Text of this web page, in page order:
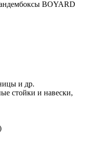
BOYARD
и др.
стойки и навески,